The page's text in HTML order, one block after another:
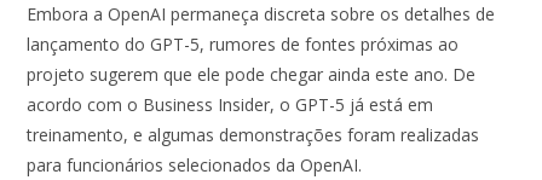
Embora a OpenAI permaneça discreta sobre os detalhes de
lançamento do GPT-5, rumores de fontes próximas ao
projeto sugerem que ele pode chegar ainda este ano. De
acordo com o Business Insider, o GPT-5 já está em
treinamento, e algumas demonstrações foram realizadas
para funcionários selecionados da OpenAI.